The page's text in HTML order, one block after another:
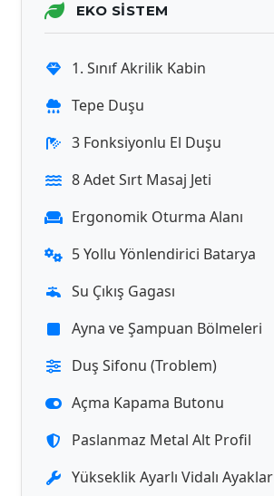
EKO SISTEM
1. Sınıf Akrilik Kabin
Tepe Duşu
3 Fonksiyonlu El Duşu
8 Adet Sırt Masaj Jeti
Ergonomik Oturma Alanı
5 Yollu Yönlendirici Batarya
Su Çıkış Gagası
Ayna ve Şampuan Bölmeleri
Duş Sifonu (Troblem)
Açma Kapama Butonu
Paslanmaz Metal Alt Profil
Yükseklik Ayarlı Vidalı Ayaklar